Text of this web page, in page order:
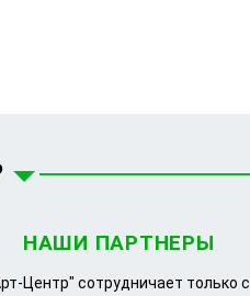
НАШИ ПАРТНЕРЫ
Центр" сотрудничает только с